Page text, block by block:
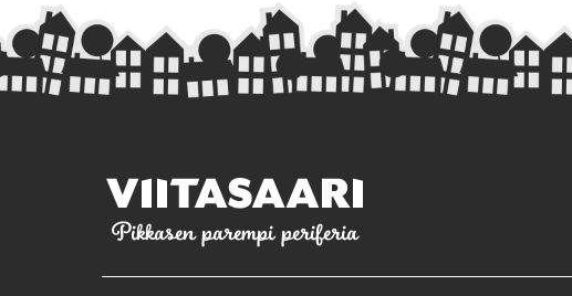
Pikkasen parempi periferia